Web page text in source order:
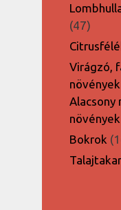
4747
Virágzó,
növények
Alacsony
növények
Bokrok